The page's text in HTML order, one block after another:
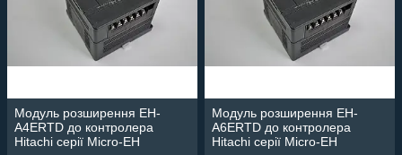
Модуль розширення EH-
A4ERTD до контролера
Hitachi серії Micro-EH
Модуль розширення EH-
A6ERTD до контролера
Hitachi серії Micro-EH